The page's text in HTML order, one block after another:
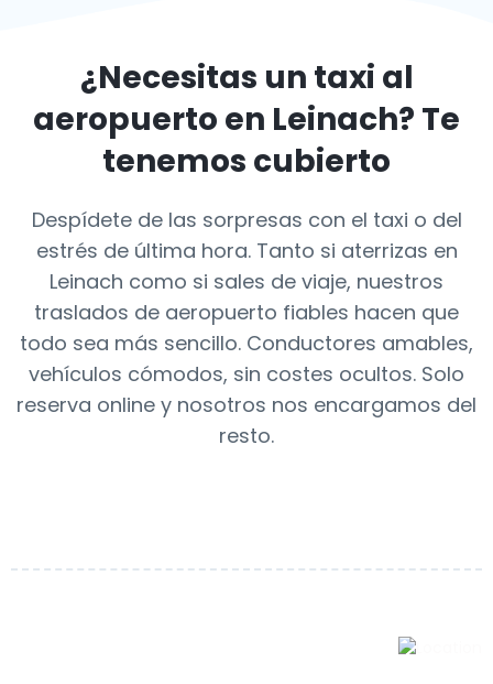
¿Necesitas un taxi al
aeropuerto en Leinach? Te
tenemos cubierto
Despídete de las sorpresas con el taxi o del
estrés de última hora. Tanto si aterrizas en
Leinach como si sales de viaje, nuestros
traslados de aeropuerto fiables hacen que
todo sea más sencillo. Conductores amables,
vehículos cómodos, sin costes ocultos. Solo
reserva online y nosotros nos encargamos del
resto.